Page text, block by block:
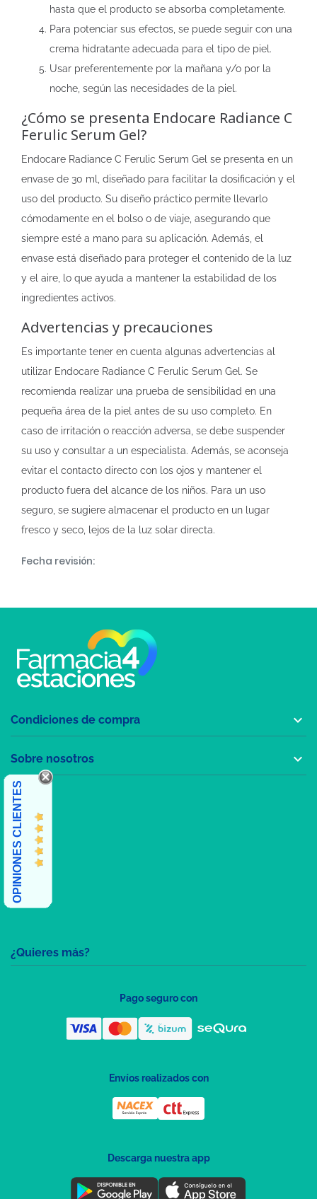
hasta que el producto se absorba completamente.
Para potenciar sus efectos, se puede seguir con una
crema hidratante adecuada para el tipo de piel.
Usar preferentemente por la mañana y/o por la
noche, según las necesidades de la piel.
¿Cómo se presenta Endocare Radiance C
Ferulic Serum Gel?
Endocare Radiance C Ferulic Serum Gel se presenta en un
envase de 30 ml, diseñado para facilitar la dosificación y el
uso del producto. Su diseño práctico permite llevarlo
cómodamente en el bolso o de viaje, asegurando que
siempre esté a mano para su aplicación. Además, el
envase está diseñado para proteger el contenido de la luz
y el aire, lo que ayuda a mantener la estabilidad de los
ingredientes activos.
Advertencias y precauciones
Es importante tener en cuenta algunas advertencias al
utilizar Endocare Radiance C Ferulic Serum Gel. Se
recomienda realizar una prueba de sensibilidad en una
pequeña área de la piel antes de su uso completo. En
caso de irritación o reacción adversa, se debe suspender
su uso y consultar a un especialista. Además, se aconseja
evitar el contacto directo con los ojos y mantener el
producto fuera del alcance de los niños. Para un uso
seguro, se sugiere almacenar el producto en un lugar
fresco y seco, lejos de la luz solar directa.
Fecha revisión:
¿Quieres más?
Condiciones de compra 
Sobre nosotros 
OPINIONES CLIENTES
Pago seguro con
Envíos realizados con
Descarga nuestra app